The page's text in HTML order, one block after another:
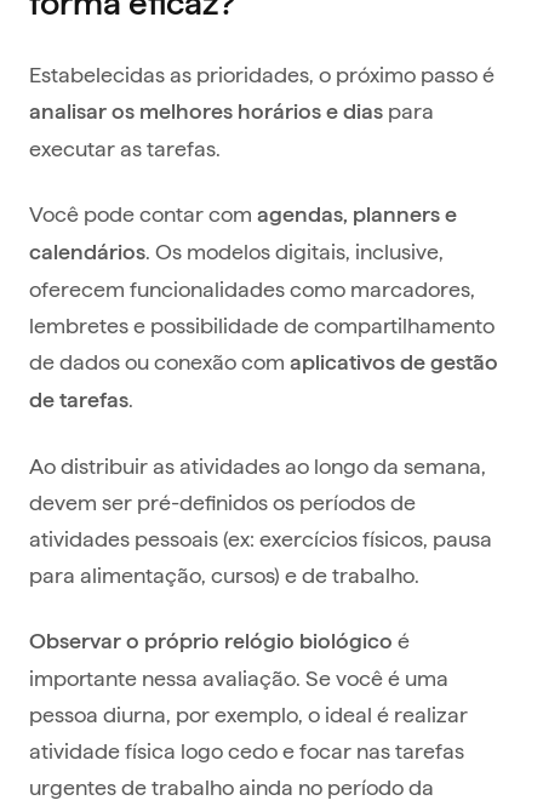
Estabelecidas as prioridades, o próximo passo é
analisar os melhores horários e dias para
executar as tarefas.
Você pode contar com agendas, planners e
calendários. Os modelos digitais, inclusive,
oferecem funcionalidades como marcadores,
lembretes e possibilidade de compartilhamento
de dados ou conexão com aplicativos de gestão
de tarefas.
Ao distribuir as atividades ao longo da semana,
devem ser pré-definidos os períodos de
atividades pessoais (ex: exercícios físicos, pausa
para alimentação, cursos) e de trabalho.
Observar o próprio relógio biológico é
importante nessa avaliação. Se você é uma
pessoa diurna, por exemplo, o ideal é realizar
atividade física logo cedo e focar nas tarefas
urgentes de trabalho ainda no período da